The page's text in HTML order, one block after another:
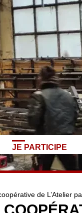
JE PARTICIPE
de L’Atelier